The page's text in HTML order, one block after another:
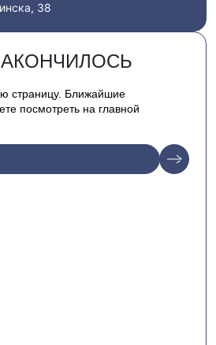
38
страницу. Ближайшие
посмотреть на главной